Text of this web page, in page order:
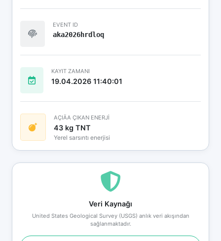
EVENT ID
aka2026hrdloq
KAYIT ZAMANI
19.04.2026 11:40:01
AÇIÄA ÇIKAN ENERJİ
43 kg TNT
Yerel sarsıntı enerjisi
Veri Kaynağı
United States Geological Survey (USGS) anlık veri akışından
sağlanmaktadır.